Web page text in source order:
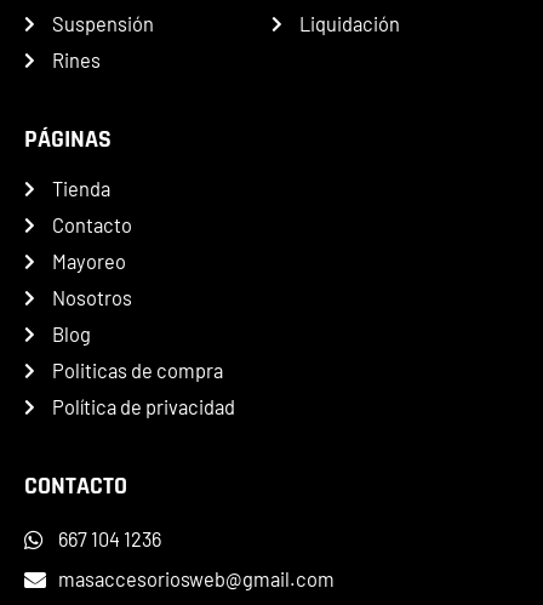
Suspensión
Rines
Liquidación
PÁGINAS
Tienda
Contacto
Mayoreo
Nosotros
Blog
Politicas de compra
Política de privacidad
CONTACTO
667 104 1236
masaccesoriosweb@gmail.com